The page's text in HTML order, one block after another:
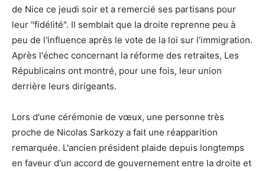
de Nice ce jeudi soir et a remercié ses partisans pour
leur "fidélité". Il semblait que la droite reprenne peu à
peu de l'influence après le vote de la loi sur l'immigration.
Après l'échec concernant la réforme des retraites, Les
Républicains ont montré, pour une fois, leur union
derrière leurs dirigeants.
Lors d'une cérémonie de vœux, une personne très
proche de Nicolas Sarkozy a fait une réapparition
remarquée. L'ancien président plaide depuis longtemps
en faveur d'un accord de gouvernement entre la droite et